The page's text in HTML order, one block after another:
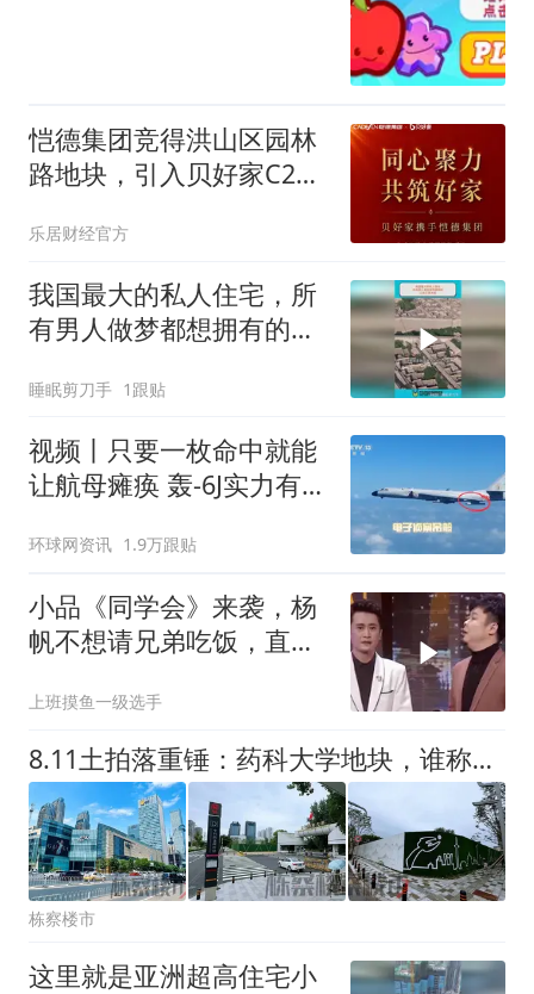
恺德集团竞得洪山区园林
路地块，引入贝好家C2M
乐居财经官方
我国最大的私人住宅，所
有男人做梦都想拥有的，
睡眠剪刀手 1跟贴
视频丨只要一枚命中就能
让航母瘫痪 轰-6J实力有多
环球网资讯 1.9万跟贴
小品《同学会》来袭，杨
帆不想请兄弟吃饭，直接
上班摸鱼一级选手
8.11土拍落重锤：药科大学地块，谁称王 难预料！
栋察楼市
这里就是亚洲超高住宅小